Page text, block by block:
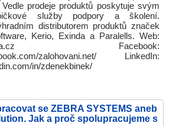
prodeje produktů poskytuje svým
služby podpory a školení.
distributorem produktů značek
Kerio, Exinda a Paralells. Web:
Facebook:
zalohovani.net/ LinkedIn:
in/zdenekbinek/
se ZEBRA SYSTEMS aneb
Jak a proč spolupracujeme s